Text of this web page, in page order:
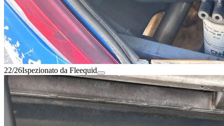
22/26Ispezionato da Fleequid